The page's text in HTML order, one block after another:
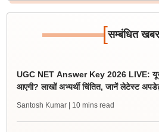
[सम्बंधित खबर
UGC NET Answer Key 2026 LIVE:
आएगी? लाखों अभ्यर्थी चिंतित, जानें लेटेस्ट
Santosh Kumar | 10 mins read